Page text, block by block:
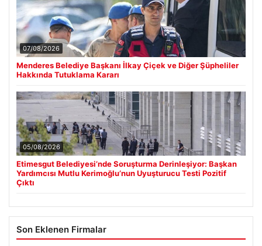
07/08/2026
Menderes Belediye Başkanı İlkay Çiçek ve Diğer Şüpheliler
Hakkında Tutuklama Kararı
05/08/2026
Etimesgut Belediyesi’nde Soruşturma Derinleşiyor: Başkan
Yardımcısı Mutlu Kerimoğlu’nun Uyuşturucu Testi Pozitif
Çıktı
Son Eklenen Firmalar